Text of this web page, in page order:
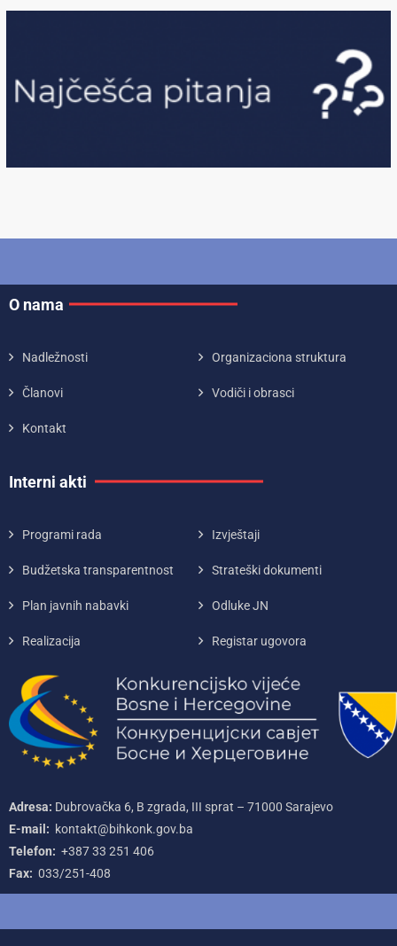
O nama
Nadležnosti Organizaciona struktura
Članovi Vodiči i obrasci
Kontakt
Interni akti
Programi rada Izvještaji
Budžetska transparentnost Strateški dokumenti
Plan javnih nabavki Odluke JN
Realizacija Registar ugovora
Adresa: Dubrovačka 6, B zgrada, III sprat – 71000‌ Sarajevo
E-mail: kontakt@bihkonk.gov.ba
Telefon: +387‌ 33‌ 251‌ 406
Fax: 033/251-408